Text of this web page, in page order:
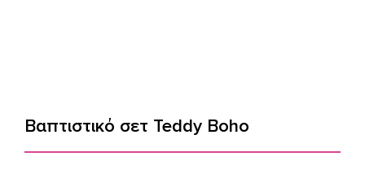
Βαπτιστικό σετ Teddy Boho